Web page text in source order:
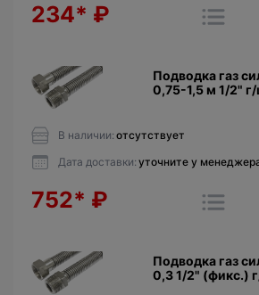
234* ₽
Подводкa газ
0,75-1,5 м 1/2"
В наличии: отсутствует
Дата доставки: уточните у
752* ₽
Подводка газ
0,3 1/2" (фикс.)